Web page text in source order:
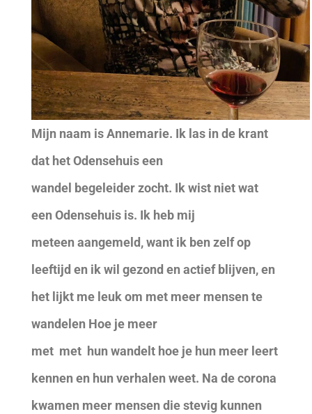
Mijn naam is Annemarie. Ik las in de krant
dat het Odensehuis een
wandel begeleider zocht. Ik wist niet wat
een Odensehuis is. Ik heb mij
meteen aangemeld, want ik ben zelf op
leeftijd en ik wil gezond en actief blijven, en
het lijkt me leuk om met meer mensen te
wandelen Hoe je meer
met met hun wandelt hoe je hun meer leert
kennen en hun verhalen weet. Na de corona
kwamen meer mensen die stevig kunnen